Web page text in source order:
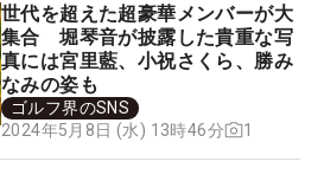
世代を超えた超豪華メンバーが大
集合 堀琴音が披露した貴重な写
真には宮里藍、小祝さくら、勝み
なみの姿も
ゴルフ界のSNS
2024年5月8日 (水) 13時46分
1